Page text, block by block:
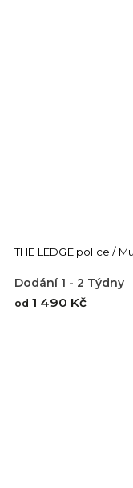
THE LEDGE police /
Dodání 1 - 2 Týdny
od 1 490 Kč